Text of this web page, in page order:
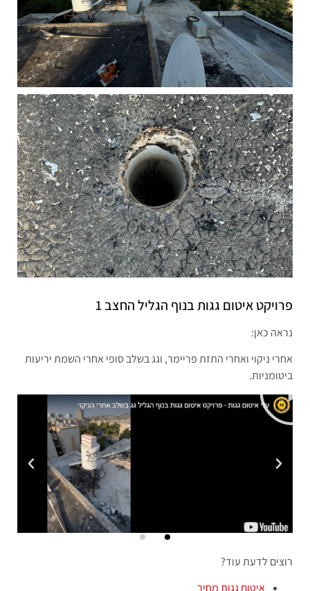
פרויקט איטום גגות בנוף הגליל החצב 1
נראה כאן:
אחרי ניקוי ואחרי התזת פריימר, וגג בשלב סופי אחרי השמת יריעות
ביטומניות.
רוצים לדעת עוד?
איטום גגות מחיר